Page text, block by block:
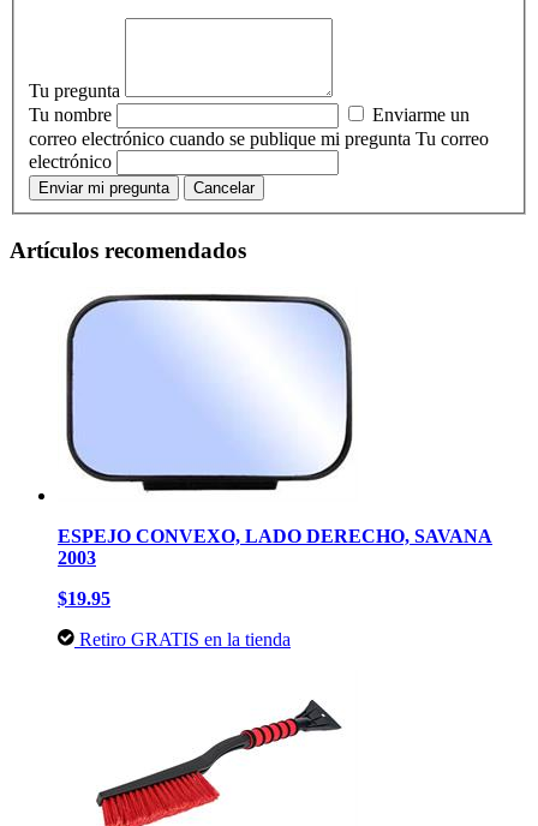
Tu pregunta
Tu nombre
Enviarme un
correo electrónico cuando se publique mi pregunta Tu correo
electrónico
Enviar mi pregunta Cancelar
Artículos recomendados
ESPEJO CONVEXO, LADO DERECHO, SAVANA
2003
$19.95
Retiro GRATIS en la tienda